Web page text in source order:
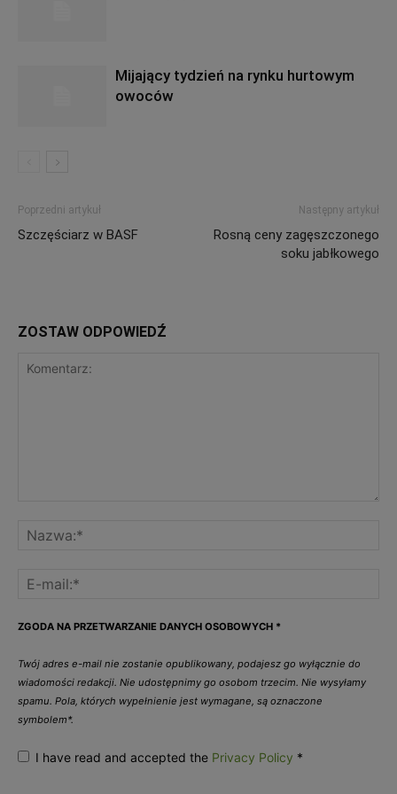
Mijający tydzień na rynku hurtowym
owoców
Poprzedni artykuł
Szczęściarz w BASF
Następny artykuł
Rosną ceny zagęszczonego
soku jabłkowego
ZOSTAW ODPOWIEDŹ
ZGODA NA PRZETWARZANIE DANYCH OSOBOWYCH *
Twój adres e-mail nie zostanie opublikowany, podajesz go wyłącznie do
wiadomości redakcji. Nie udostępnimy go osobom trzecim. Nie wysyłamy
spamu. Pola, których wypełnienie jest wymagane, są oznaczone
symbolem*.
I have read and accepted the Privacy Policy *